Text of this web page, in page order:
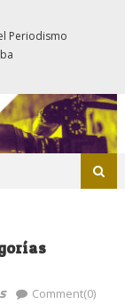
Periodismo
Comment(0)